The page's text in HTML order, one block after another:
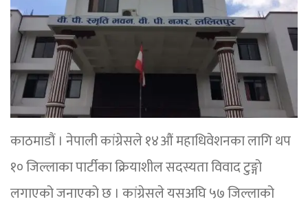
काठमाडौं । नेपाली कांग्रेसले १४औं महाधिवेशनका लागि थप
१० जिल्लाका पार्टीका क्रियाशील सदस्यता विवाद टुङ्गो
लगाएको जनाएको छ । कांग्रेसले यसअघि ५७ जिल्लाको